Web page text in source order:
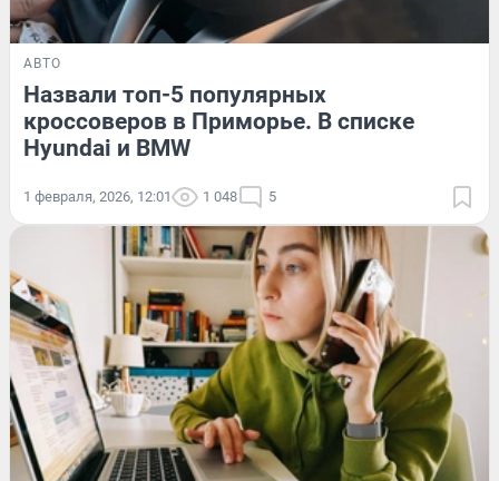
АВТО
Назвали топ-5 популярных
кроссоверов в Приморье. В списке
Hyundai и BMW
1 февраля, 2026, 12:01 1 048 5